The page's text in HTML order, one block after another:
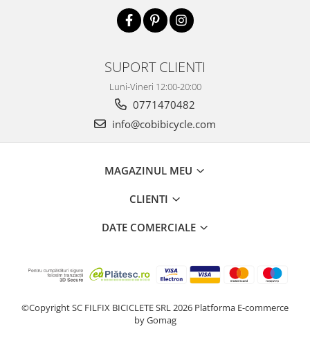
SUPORT CLIENTI
Luni-Vineri 12:00-20:00
0771470482
info@cobibicycle.com
MAGAZINUL MEU
CLIENTI
DATE COMERCIALE
©Copyright SC FILFIX BICICLETE SRL 2026 Platforma E-commerce
by Gomag